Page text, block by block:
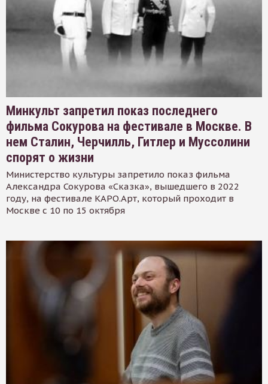
Минкульт запретил показ последнего
фильма Сокурова на фестивале в Москве. В
нем Сталин, Черчилль, Гитлер и Муссолини
спорят о жизни
Министерство культуры запретило показ фильма
Александра Сокурова «Сказка», вышедшего в 2022
году, на фестивале КАРО.Арт, который проходит в
Москве с 10 по 15 октября